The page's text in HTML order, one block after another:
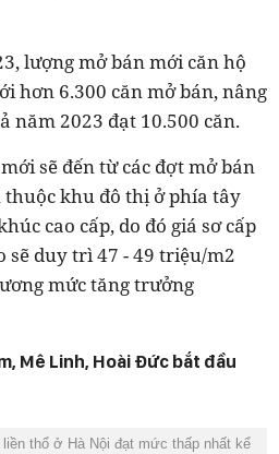
lượng mở bán mới căn hộ
hơn 6.300 căn mở bán, nâng
năm 2023 đạt 10.500 căn.
sẽ đến từ các đợt mở bán
thuộc khu đô thị ở phía tây
cao cấp, do đó giá sơ cấp
sẽ duy trì 47 - 49 triệu/m2
mức tăng trưởng
Mê Linh, Hoài Đức bắt đầu
thổ ở Hà Nội đạt mức thấp nhất kể